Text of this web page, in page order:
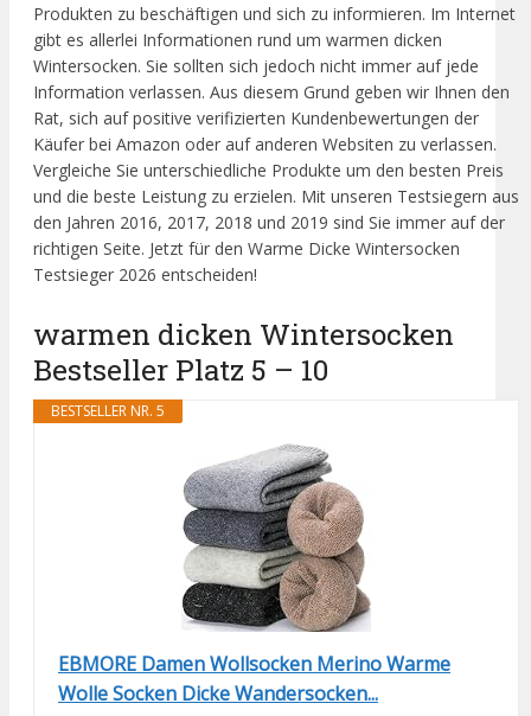
Produkten zu beschäftigen und sich zu informieren. Im Internet
gibt es allerlei Informationen rund um warmen dicken
Wintersocken. Sie sollten sich jedoch nicht immer auf jede
Information verlassen. Aus diesem Grund geben wir Ihnen den
Rat, sich auf positive verifizierten Kundenbewertungen der
Käufer bei Amazon oder auf anderen Websiten zu verlassen.
Vergleiche Sie unterschiedliche Produkte um den besten Preis
und die beste Leistung zu erzielen. Mit unseren Testsiegern aus
den Jahren 2016, 2017, 2018 und 2019 sind Sie immer auf der
richtigen Seite. Jetzt für den Warme Dicke Wintersocken
Testsieger 2026 entscheiden!
warmen dicken Wintersocken
Bestseller Platz 5 – 10
BESTSELLER NR. 5
EBMORE Damen Wollsocken Merino Warme
Wolle Socken Dicke Wandersocken...